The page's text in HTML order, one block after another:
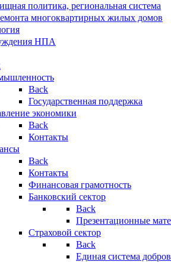
политика, региональная система
многоквартирных жилых домов
НПА
Back
Государственная поддержка
экономики
Back
Контакты
Back
Контакты
Финансовая грамотность
Банковский сектор
Back
Презентационные
Страховой сектор
Back
Единая система